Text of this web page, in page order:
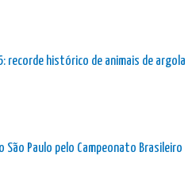
recorde histórico de animais de argola
São Paulo pelo Campeonato Brasileiro